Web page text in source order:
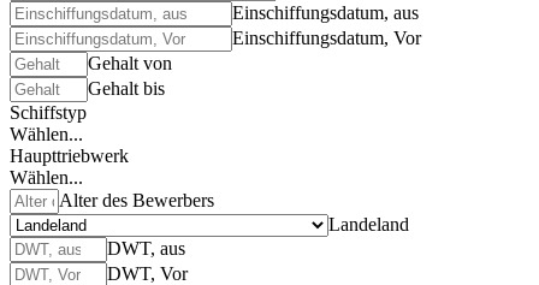
Einschiffungsdatum, aus
Einschiffungsdatum, Vor
Gehalt von
Gehalt bis
Schiffstyp
Wählen...
Haupttriebwerk
Wählen...
Alter des Bewerbers
Landeland
DWT, aus
DWT, Vor